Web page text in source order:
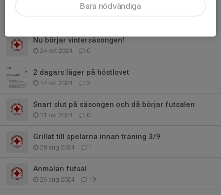
Whatsapp-grupp för föräldrar
Nu börjar vintersäsongen!
24 okt 2024 0
2 dagars läger på höstlovet
14 okt 2024 2
Snart slut på säsongen och då börjar futsalen
11 okt 2024 0
Grillat till spelarna innan träning 3/9
28 aug 2024 1
Anmälan futsal
26 aug 2024 19
Bara nödvändiga